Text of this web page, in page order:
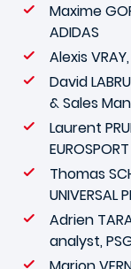
Maxime
ADIDAS
Alexis
David
& Sales
Laurent
EUROSPORT
Thomas
UNIVERSAL
Adrien
analyst,